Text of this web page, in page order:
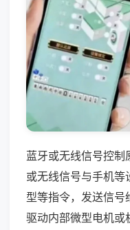
蓝牙或无线信号控制
或无线信号与手机
型等指令，发送信
驱动内部微型电机或